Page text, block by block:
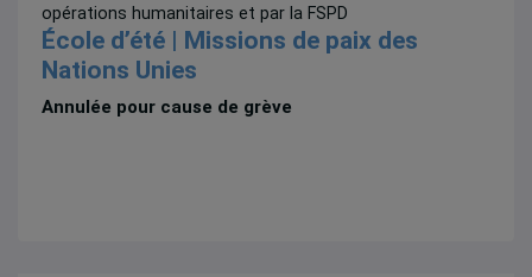
opérations humanitaires et par la FSPD
École d’été | Missions de paix des
Nations Unies
Annulée pour cause de grève